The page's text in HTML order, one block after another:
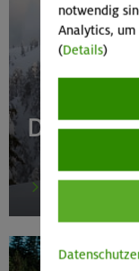
DAV-
mehr
notwendig
Analytics,
(Details)